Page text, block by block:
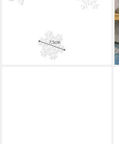
für Weihnachtsfeiern oder
17,90 €
lieferbar - in 7-9 Werktagen bei dir